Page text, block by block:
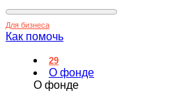
Для бизнеса
Как помочь
29
О фонде
О фонде